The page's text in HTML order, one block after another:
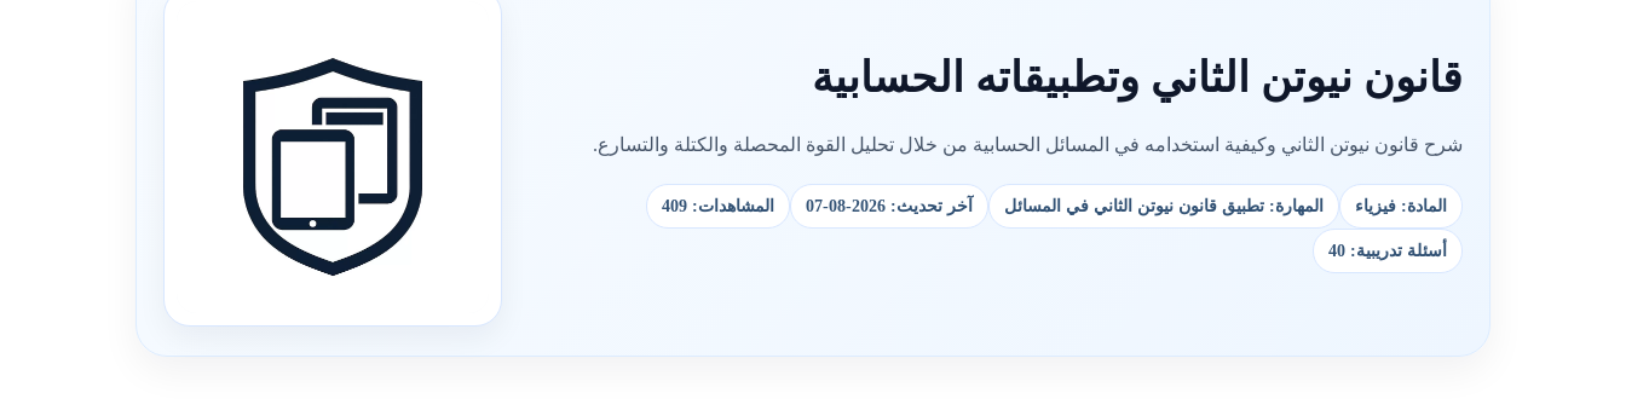
قانون نيوتن الثاني وتطبيقاته الحسابية
شرح قانون نيوتن الثاني وكيفية استخدامه في المسائل الحسابية من خلال تحليل القوة المحصلة والكتلة والتسارع.
المادة: فيزياء المهارة: تطبيق قانون نيوتن الثاني في المسائل آخر تحديث: 2026-08-07 المشاهدات: 409
أسئلة تدريبية: 40